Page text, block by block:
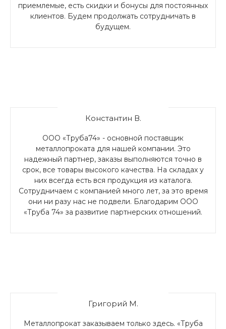
приемлемые, есть скидки и бонусы для постоянных
клиентов. Будем продолжать сотрудничать в
будущем.
Константин В.
ООО «Труба74» - основной поставщик
металлопроката для нашей компании. Это
надежный партнер, заказы выполняются точно в
срок, все товары высокого качества. На складах у
них всегда есть вся продукция из каталога.
Сотрудничаем с компанией много лет, за это время
они ни разу нас не подвели. Благодарим ООО
«Труба 74» за развитие партнерских отношений.
Григорий М.
Металлопрокат заказываем только здесь. «Труба